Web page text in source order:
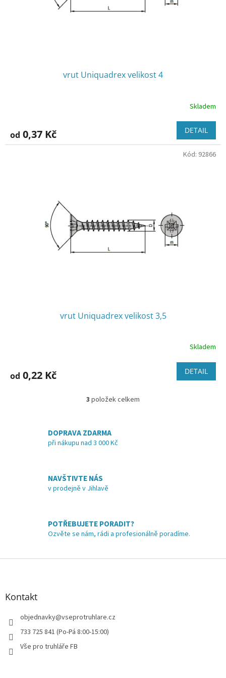
vrut Uniquadrex velikost 4
Skladem
od 0,37 Kč DETAIL
vrut Uniquadrex velikost 3,5
Skladem
od 0,22 Kč DETAIL
Kód: 92866
O
d
y
v
ý
i
3 položek celkem
DOPRAVA ZDARMA
při nákupu nad 3 000 Kč
NAVŠTIVTE NÁS
v prodejně v Jihlavě
POTŘEBUJETE PORADIT?
Ozvěte se nám, rádi a profesionálně poradíme.
Z
Kontakt
objednavky@vseprotruhlare.cz
733 725 841 (Po-Pá 8:00-15:00)
Vše pro truhláře FB